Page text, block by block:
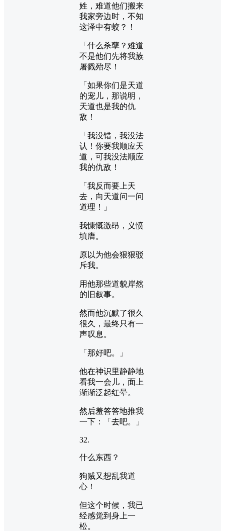
姓，难道他们搬来
我家旁边时，不知
这泽中有蛟？！
「什么杀孽？难道
不是他们先将我族
屠戮殆尽！
「如果你们是天道
的宠儿，那说明，
天道也是我的仇
敌！
「我没错，我没法
认！你要我顺应天
道，可我没法顺应
我的仇敌！
「我反而要上天
去，向天道问一问
道理！」
我慷慨激昂，义愤
填膺。
原以为他会狠狠驳
斥我。
用他那些道貌岸然
的旧叙事。
然而他沉默了很久
很久，最终只有一
声叹息。
「那好吧。」
他在神识里静静地
看我一会儿，面上
渐渐泛起红晕。
然后羞答答地推我
一下：「去吧。」
32.
什么东西？
狗贼又想乱我道
心！
但这个时候，我已
经感觉到身上一
松。